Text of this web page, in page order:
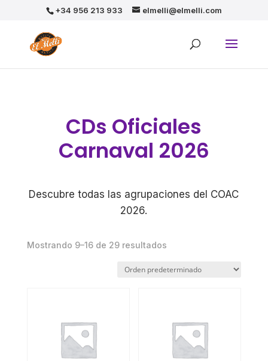
+34 956 213 933 elmelli@elmelli.com
CDs Oficiales
Carnaval 2026
Descubre todas las agrupaciones del COAC
2026.
Mostrando 9–16 de 29 resultados